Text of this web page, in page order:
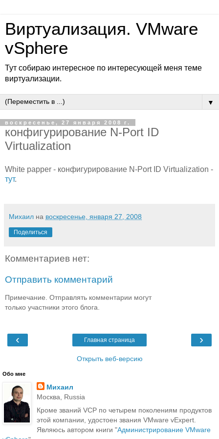
Виртуализация. VMware
vSphere
Тут собираю интересное по интересующей меня теме
виртуализации.
▼
воскресенье, 27 января 2008 г.
конфигурирование N-Port ID
Virtualization
White papper - конфигурирование N-Port ID Virtualization -
тут.
Михаил на воскресенье, января 27, 2008
Поделиться
Комментариев нет:
Отправить комментарий
Примечание. Отправлять комментарии могут
только участники этого блога.
‹ ›
Главная страница
Открыть веб-версию
Обо мне
Михаил
Москва, Russia
Кроме званий VCP по четырем поколениям продуктов
этой компании, удостоен звания VMware vExpert.
Являюсь автором книги "Администрирование VMware